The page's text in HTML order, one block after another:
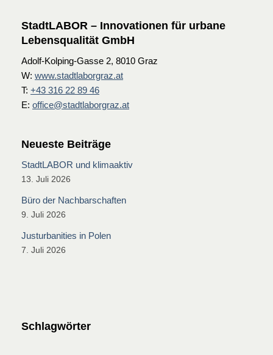
StadtLABOR – Innovationen für urbane
Lebensqualität GmbH
Adolf-Kolping-Gasse 2, 8010 Graz
W: www.stadtlaborgraz.at
T: +43 316 22 89 46
E: office@stadtlaborgraz.at
Neueste Beiträge
StadtLABOR und klimaaktiv
13. Juli 2026
Büro der Nachbarschaften
9. Juli 2026
Justurbanities in Polen
7. Juli 2026
Schlagwörter